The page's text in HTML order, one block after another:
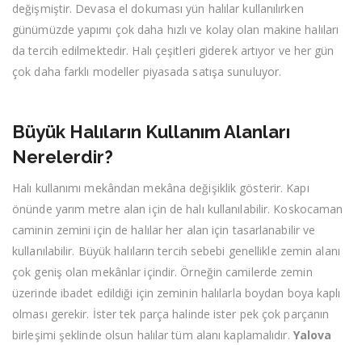
değişmiştir. Devasa el dokuması yün halılar kullanılırken
günümüzde yapımı çok daha hızlı ve kolay olan makine halıları
da tercih edilmektedir. Halı çeşitleri giderek artıyor ve her gün
çok daha farklı modeller piyasada satışa sunuluyor.
Büyük Halıların Kullanım Alanları
Nerelerdir?
Halı kullanımı mekândan mekâna değişiklik gösterir. Kapı
önünde yarım metre alan için de halı kullanılabilir. Koskocaman
caminin zemini için de halılar her alan için tasarlanabilir ve
kullanılabilir. Büyük halıların tercih sebebi genellikle zemin alanı
çok geniş olan mekânlar içindir. Örneğin camilerde zemin
üzerinde ibadet edildiği için zeminin halılarla boydan boya kaplı
olması gerekir. İster tek parça halinde ister pek çok parçanın
birleşimi şeklinde olsun halılar tüm alanı kaplamalıdır. Yalova